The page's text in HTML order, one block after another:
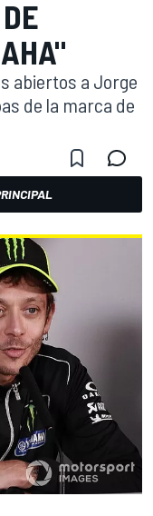
abiertos a Jorge
de la marca de